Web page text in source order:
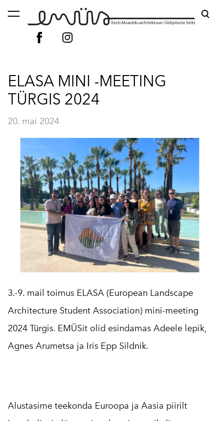
lisati ostukorvi. Vaata ostukorvi
ELASA MINI -MEETING
TÜRGIS 2024
20. mai 2024
3.-9. mail toimus ELASA (European Landscape
Architecture Student Association) mini-meeting
2024 Türgis. EMÜSit olid esindamas Adeele lepik,
Agnes Arumetsa ja Iris Epp Sildnik.
Alustasime teekonda Euroopa ja Aasia piirilt